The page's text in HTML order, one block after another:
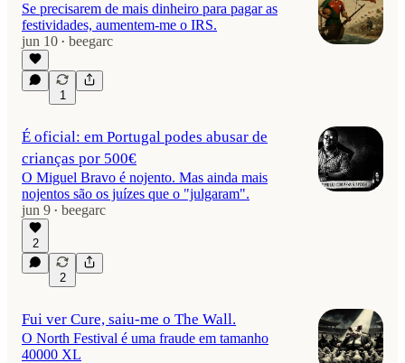
Se precisarem de mais dinheiro para pagar as
festividades, aumentem-me o IRS.
jun 10 • beegarc
1
É oficial: em Portugal podes abusar de
crianças por 500€
O Miguel Bravo é nojento. Mas ainda mais
nojentos são os juízes que o "julgaram".
jun 9 • beegarc
2
2
Fui ver Cure, saiu-me o The Wall.
O North Festival é uma fraude em tamanho
40000 XL